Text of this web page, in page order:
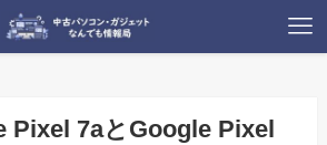
Pixel 7aとGoogle Pixel